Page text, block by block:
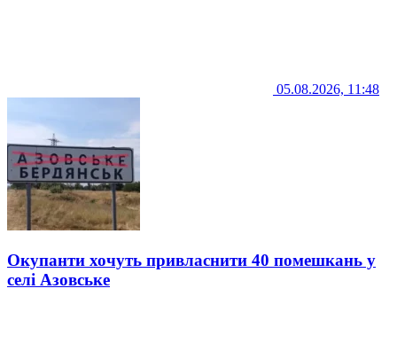
05.08.2026, 11:48
Окупанти хочуть привласнити 40 помешкань у
селі Азовське